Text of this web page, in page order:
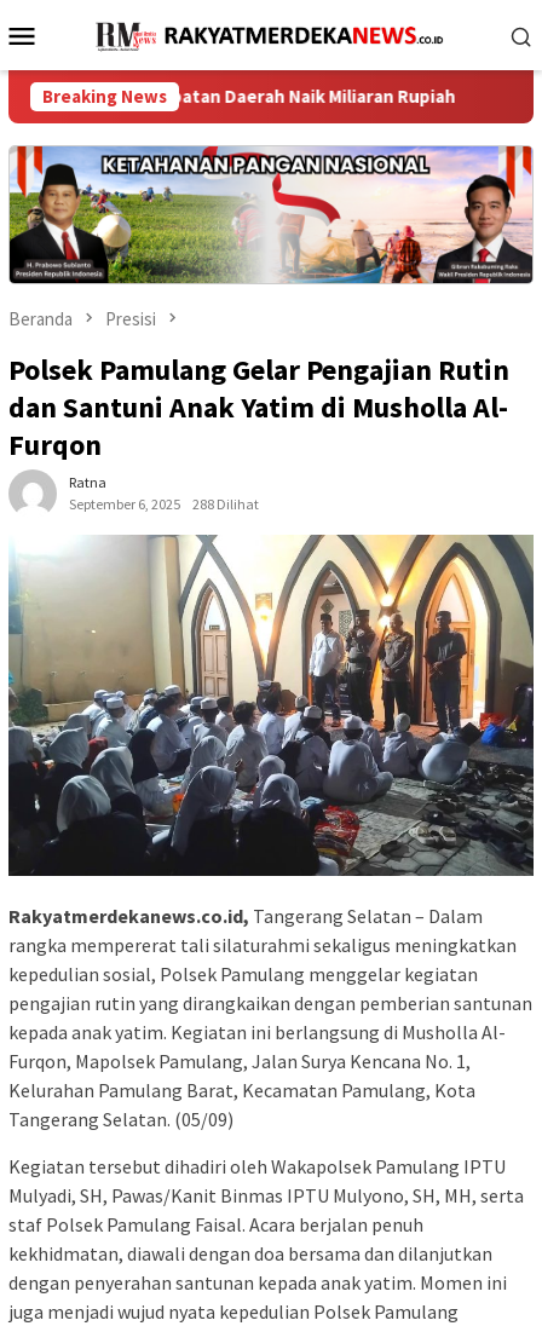
ke
Menu
Mobile
Breaking NewsDaerah Naik Miliaran Rupiah TPK Koja
Beranda Presisi
Polsek Pamulang Gelar Pengajian Rutin
dan Santuni Anak Yatim di Musholla Al-
Furqon
Ratna
September 6, 2025
288 Dilihat
Rakyatmerdekanews.co.id, Tangerang Selatan – Dalam
rangka mempererat tali silaturahmi sekaligus meningkatkan
kepedulian sosial, Polsek Pamulang menggelar kegiatan
pengajian rutin yang dirangkaikan dengan pemberian santunan
kepada anak yatim. Kegiatan ini berlangsung di Musholla Al-
Furqon, Mapolsek Pamulang, Jalan Surya Kencana No. 1,
Kelurahan Pamulang Barat, Kecamatan Pamulang, Kota
Tangerang Selatan. (05/09)
Kegiatan tersebut dihadiri oleh Wakapolsek Pamulang IPTU
Mulyadi, SH, Pawas/Kanit Binmas IPTU Mulyono, SH, MH, serta
staf Polsek Pamulang Faisal. Acara berjalan penuh
kekhidmatan, diawali dengan doa bersama dan dilanjutkan
dengan penyerahan santunan kepada anak yatim. Momen ini
juga menjadi wujud nyata kepedulian Polsek Pamulang